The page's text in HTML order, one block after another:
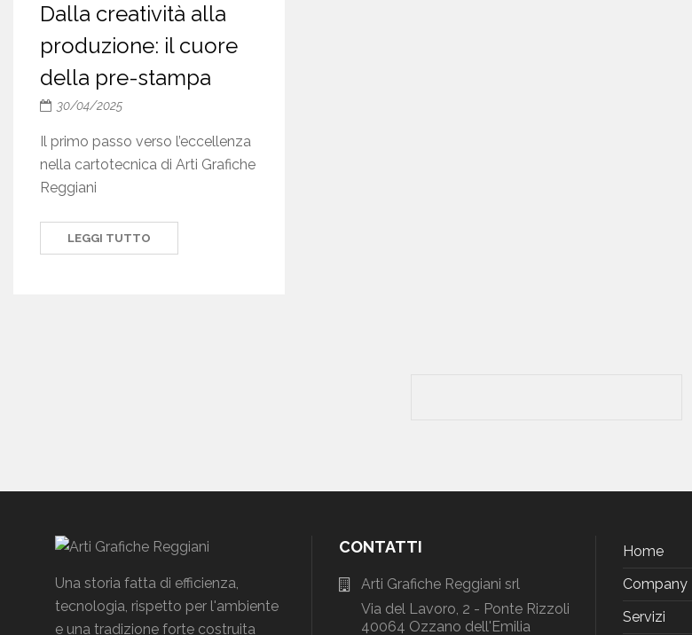
Dalla creatività alla
produzione: il cuore
della pre-stampa
30/04/2025
Il primo passo verso l’eccellenza
nella cartotecnica di Arti Grafiche
Reggiani
LEGGI TUTTO
Una storia fatta di efficienza,
tecnologia, rispetto per l'ambiente
e una tradizione forte costruita
CONTATTI
Arti Grafiche Reggiani srl
Via del Lavoro, 2 - Ponte Rizzoli
40064 Ozzano dell'Emilia
Home
Company
Servizi